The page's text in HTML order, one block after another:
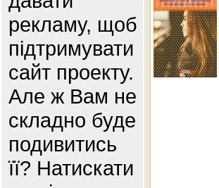
рекламу, щоб
підтримувати
сайт проекту.
Але ж Вам не
складно буде
подивитись
її? Натискати